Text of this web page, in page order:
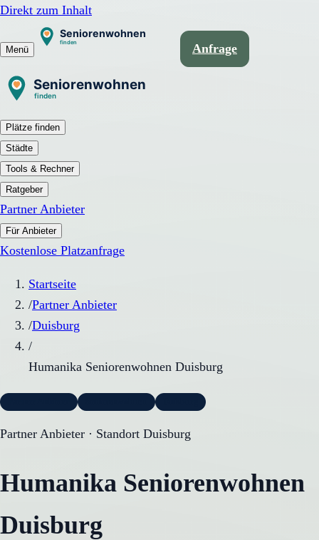
Direkt zum Inhalt
Menü Anfrage
Plätze finden
Städte
Tools & Rechner
Ratgeber
Partner Anbieter
Für Anbieter
Kostenlose Platzanfrage
Startseite
/Partner Anbieter
/Duisburg
/
Humanika Seniorenwohnen Duisburg
Partner Anbieter · Standort Duisburg
Humanika Seniorenwohnen
Duisburg